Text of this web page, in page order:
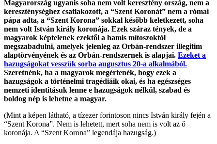
Magyarország ugyanis soha nem volt keresztény ország, nem a
kereszténységhez csatlakozott, a “Szent Koronát” nem a római
pápa adta, a “Szent Korona” sokkal később keletkezett, soha
nem volt István király koronája. Ezek száraz tények, de a
magyarok képtelenek ezektől a hamis mítoszoktól
megszabadulni, amelyek jelenleg az Orbán-rendszer illegitim
alaptörvényének és az Orbán-rendszernek is alapjai. Ezeket a
hazugságokat vesszük sorba augusztus 20-a alkalmából.
Szeretnénk, ha a magyarok megértenék, hogy ezek a
hazugságok a történelmi tragédiáik okai, és ha egészséges
nemzeti identitásuk lenne e hazugságok nélkül, szabad és
boldog nép is lehetne a magyar.
(Mint a képen látható, a tízezer forintoson nincs István király fején a
“Szent Korona”. Nem is lehetett, mert soha nem is volt az ő
koronája. A “Szent Korona” legendája hazugság.)